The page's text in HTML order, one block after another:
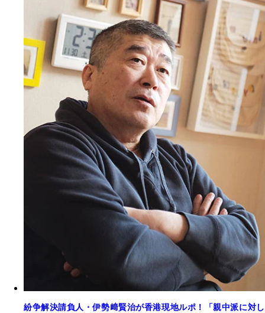
紛争解決請負人・伊勢﨑賢治が香港現地ルポ！「親中派に対し